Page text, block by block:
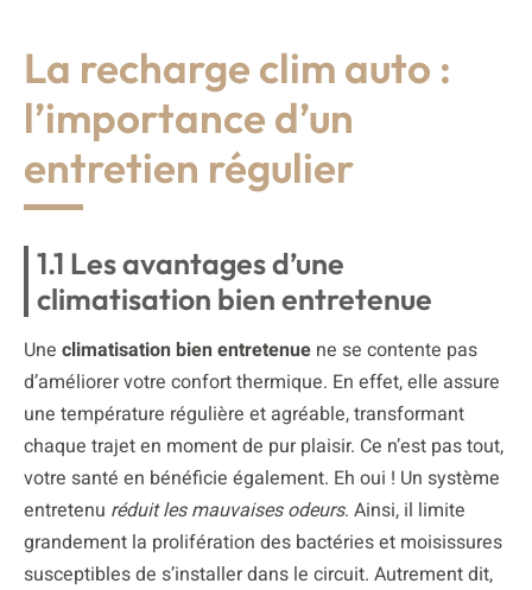
La recharge clim auto :
l’importance d’un
entretien régulier
1.1 Les avantages d’une
climatisation bien entretenue
Une climatisation bien entretenue ne se contente pas
d’améliorer votre confort thermique. En effet, elle assure
une température régulière et agréable, transformant
chaque trajet en moment de pur plaisir. Ce n’est pas tout,
votre santé en bénéficie également. Eh oui ! Un système
entretenu réduit les mauvaises odeurs. Ainsi, il limite
grandement la prolifération des bactéries et moisissures
susceptibles de s’installer dans le circuit. Autrement dit,